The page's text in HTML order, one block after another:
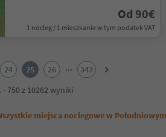
Od 90€
1 nocleg / 1 mieszkanie w tym podatek VAT
24 25 26 ...
343
- 750 z 10262 wyniki
miejsca noclegowe w